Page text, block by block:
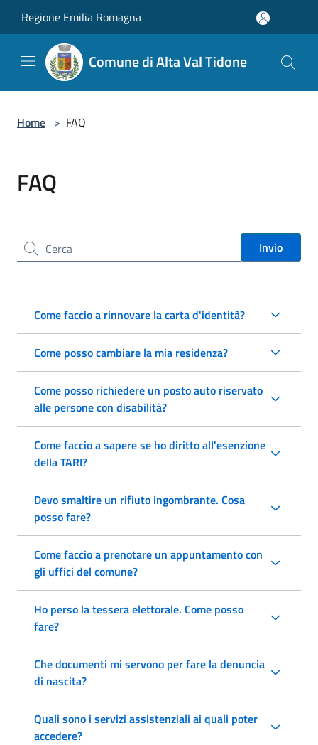
Regione Emilia Romagna
Comune di Alta Val Tidone
Home > FAQ
FAQ
Cerca nel sito Invio
Come faccio a rinnovare la carta d'identità?
Come posso cambiare la mia residenza?
Come posso richiedere un posto auto riservato
alle persone con disabilità?
Come faccio a sapere se ho diritto all'esenzione
della TARI?
Devo smaltire un rifiuto ingombrante. Cosa
posso fare?
Come faccio a prenotare un appuntamento con
gli uffici del comune?
Ho perso la tessera elettorale. Come posso
fare?
Che documenti mi servono per fare la denuncia
di nascita?
Quali sono i servizi assistenziali ai quali poter
accedere?